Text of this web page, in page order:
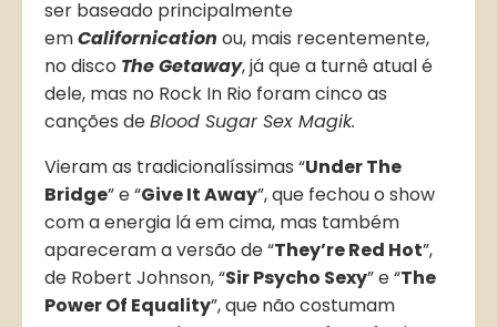
ser baseado principalmente
emCalifornication ou, mais recentemente,
no disco The Getaway, já que a turnê atual é
dele, mas no Rock In Rio foram cinco as
canções deBlood Sugar Sex Magik.
Vieram as tradicionalíssimas “Under The
Bridge” e “Give It Away”, que fechou o show
com a energia lá em cima, mas também
apareceram a versão de “They’re Red Hot”,
de Robert Johnson, “Sir Psycho Sexy” e “The
Power Of Equality”, que não costumam